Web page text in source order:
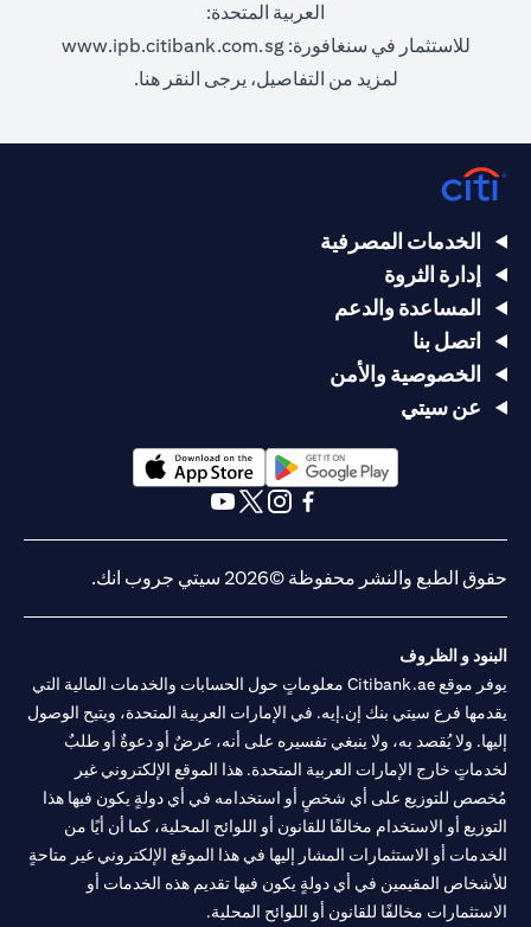
العربية المتحدة:
للاستثمار في سنغافورة: www.ipb.citibank.com.sg
(opens in a new tab)
لمزيد من التفاصيل، يرجى النقر هنا.
الخدمات المصرفية
إدارة الثروة
المساعدة والدعم
اتصل بنا
الخصوصية والأمن
عن سيتي
(opens in a new tab)
حقوق الطبع والنشر محفوظة ©2026 سيتي جروب انك.
البنود و الظروف
يوفر موقع Citibank.ae معلوماتٍ حول الحسابات والخدمات المالية التي
يقدمها فرع سيتي بنك إن.إيه. في الإمارات العربية المتحدة، ويتيح الوصول
إليها. ولا يُقصد به، ولا ينبغي تفسيره على أنه، عرضٌ أو دعوةٌ أو طلبٌ
لخدماتٍ خارج الإمارات العربية المتحدة. هذا الموقع الإلكتروني غير
مُخصص للتوزيع على أي شخصٍ أو استخدامه في أي دولةٍ يكون فيها هذا
التوزيع أو الاستخدام مخالفًا للقانون أو اللوائح المحلية، كما أن أيًا من
الخدمات أو الاستثمارات المشار إليها في هذا الموقع الإلكتروني غير متاحةٍ
للأشخاص المقيمين في أي دولةٍ يكون فيها تقديم هذه الخدمات أو
الاستثمارات مخالفًا للقانون أو اللوائح المحلية.